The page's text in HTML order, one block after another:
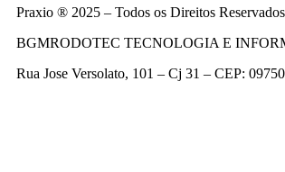
Praxio ® 2025 – Todos os Direitos
BGMRODOTEC TECNOLOGIA E
Rua Jose Versolato, 101 – Cj 31 – CEP: